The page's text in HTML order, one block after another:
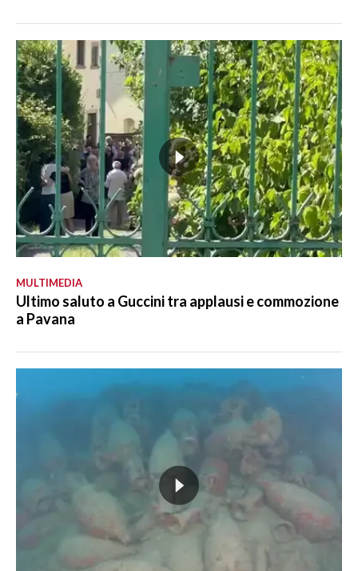
MULTIMEDIA
Ultimo saluto a Guccini tra applausi e commozione
a Pavana